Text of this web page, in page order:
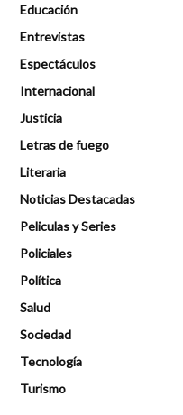
Educación
Entrevistas
Espectáculos
Internacional
Justicia
Letras de fuego
Literaria
Noticias Destacadas
Peliculas y Series
Policiales
Política
Salud
Sociedad
Tecnología
Turismo